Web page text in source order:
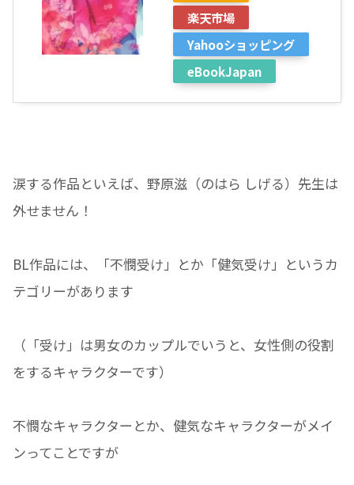
楽天市場
Yahooショッピング
eBookJapan
涙する作品といえば、野原滋（のはら しげる）先生は
外せません！
BL作品には、「不憫受け」とか「健気受け」というカ
テゴリーがあります
（「受け」は男女のカップルでいうと、女性側の役割
をするキャラクターです）
不憫なキャラクターとか、健気なキャラクターがメイ
ンってことですが